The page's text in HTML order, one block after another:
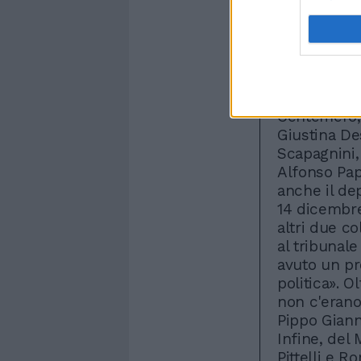
diventato
andare
detto Di
casualità
sono stati
Cossiga,
Giustina
Alfonso
anche il
14
altri due
al
avuto un
politica».
non
Pippo
Infine, del